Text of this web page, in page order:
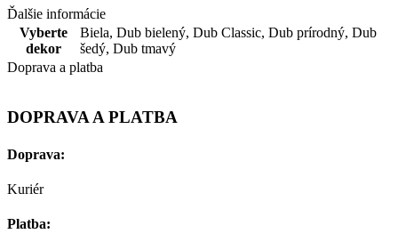
Ďalšie informácie
Vyberte
dekor
Biela, Dub bielený, Dub Classic, Dub prírodný, Dub
šedý, Dub tmavý
Doprava a platba
DOPRAVA A PLATBA
Doprava:
Kuriér
Platba: